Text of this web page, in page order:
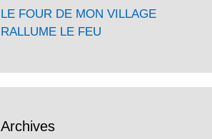
LE FOUR DE MON VILLAGE
RALLUME LE FEU
Archives